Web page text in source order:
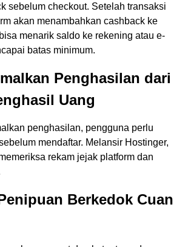
sebelum checkout. Setelah transaksi
akan menambahkan cashback ke
menarik saldo ke rekening atau e-
batas minimum.
Penghasilan dari
Uang
penghasilan, pengguna perlu
mendaftar. Melansir Hostinger,
rekam jejak platform dan
Berkedok Cuan